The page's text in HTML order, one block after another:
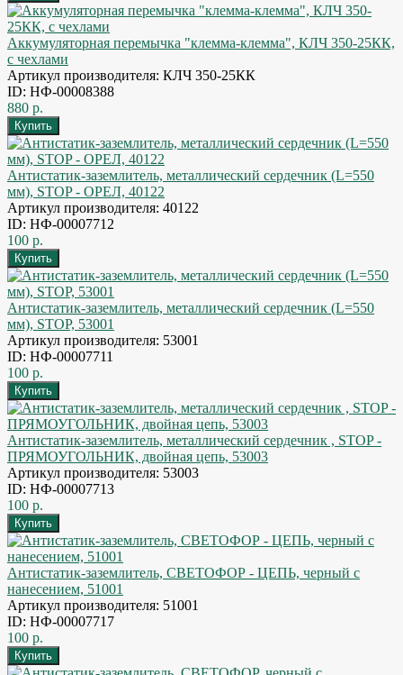
Аккумуляторная перемычка "клемма-клемма", КЛЧ 350-25КК,
с чехлами
Артикул производителя: КЛЧ 350-25КК
ID: НФ-00008388
880 р.
Антистатик-заземлитель, металлический сердечник (L=550
мм), STOP - ОРЕЛ, 40122
Артикул производителя: 40122
ID: НФ-00007712
100 р.
Антистатик-заземлитель, металлический сердечник (L=550
мм), STOP, 53001
Артикул производителя: 53001
ID: НФ-00007711
100 р.
Антистатик-заземлитель, металлический сердечник , STOP -
ПРЯМОУГОЛЬНИК, двойная цепь, 53003
Артикул производителя: 53003
ID: НФ-00007713
100 р.
Антистатик-заземлитель, СВЕТОФОР - ЦЕПЬ, черный с
нанесением, 51001
Артикул производителя: 51001
ID: НФ-00007717
100 р.